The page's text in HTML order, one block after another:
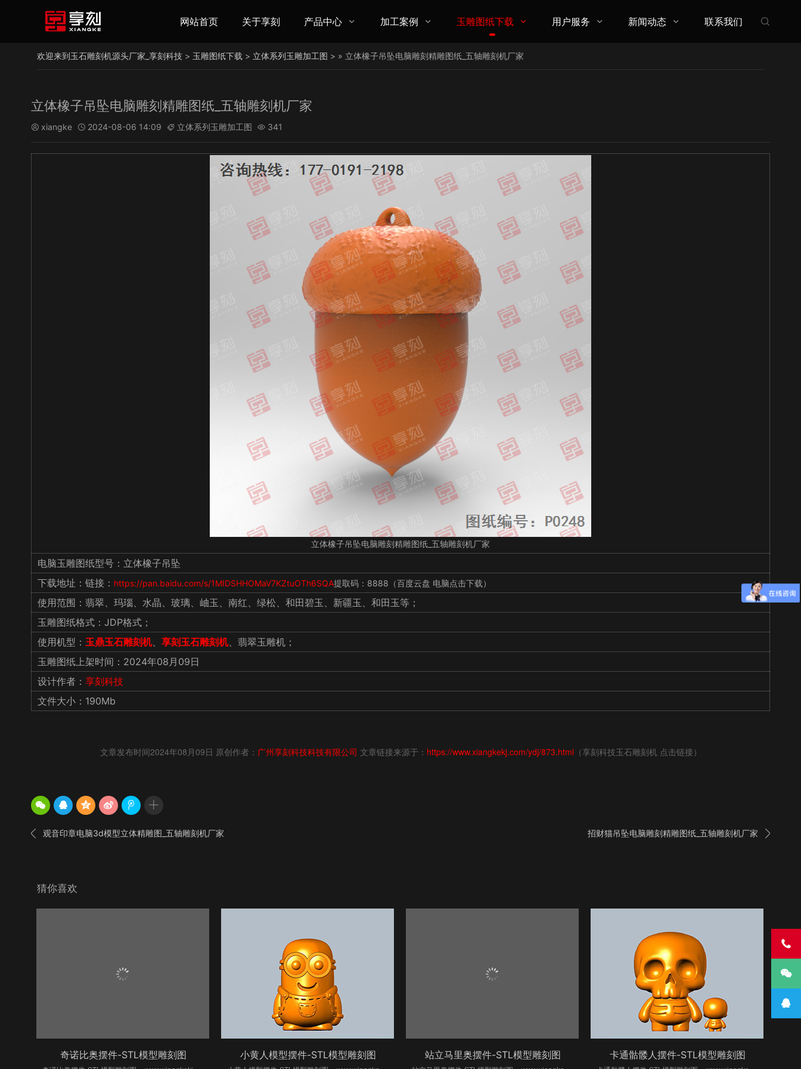

网站首页 关于享刻 产品中心  加工案例  玉雕图纸下载  用户服务  新闻动态  联系我们
欢迎来到玉石雕刻机源头厂家_享刻科技 > 玉雕图纸下载 > 立体系列玉雕加工图 > » 立体橡子吊坠电脑雕刻精雕图纸_五轴雕刻机厂家
立体橡子吊坠电脑雕刻精雕图纸_五轴雕刻机厂家
 xiangke  2024-08-06 14:09  立体系列玉雕加工图  341
立体橡子吊坠电脑雕刻精雕图纸_五轴雕刻机厂家
电脑玉雕图纸型号：立体橡子吊坠
下载地址：链接： https://pan.baidu.com/s/1MIDSHHOMaV7KZtuOTh6SQA提取码：8888（百度云盘 电脑点击下载）
使用范围：翡翠、玛瑙、水晶、玻璃、岫玉、南红、绿松、和田碧玉、新疆玉、和田玉等；
玉雕图纸格式：JDP格式；
使用机型： 玉鼎玉石雕刻机、 享刻玉石雕刻机、翡翠玉雕机；
玉雕图纸上架时间：2024年08月09日
设计作者： 享刻科技
文件大小：190Mb
文章发布时间2024年08月09日 原创作者： 广州享刻科技科技有限公司 文章链接来源于： https://www.xiangkekj.com/ydj/873.html（享刻科技玉石雕刻机 点击链接）
 观音印章电脑3d模型立体精雕图_五轴雕刻机厂家 
招财猫吊坠电脑雕刻精雕图纸_五轴雕刻机厂家
猜你喜欢
奇诺比奥摆件-STL模型雕刻图 小黄人模型摆件-STL模型雕刻图 站立马里奥摆件-STL模型雕刻图 卡通骷髅人摆件-STL模型雕刻图


